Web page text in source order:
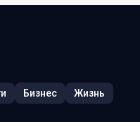
Бизнес
Жизнь